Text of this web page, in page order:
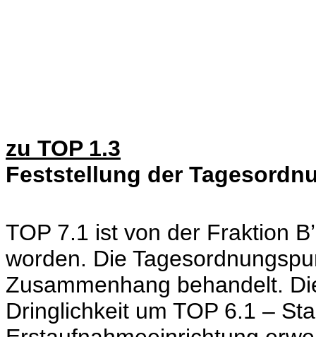
zu TOP 1.3
Feststellung der
TOP 7.1 ist von der Fraktion
worden. Die
Zusammenhang behandelt.
Dringlichkeit um TOP 6.1 –